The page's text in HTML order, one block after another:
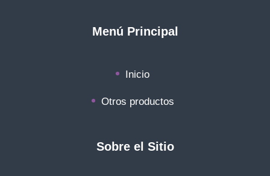
Menú Principal
Inicio
Otros productos
Sobre el Sitio